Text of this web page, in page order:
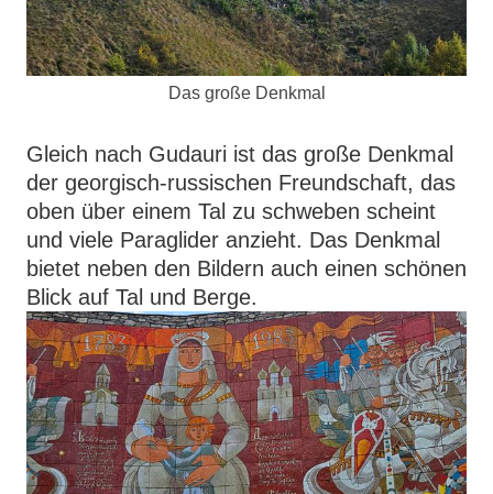
Das große Denkmal
Gleich nach Gudauri ist das große Denkmal
der georgisch-russischen Freundschaft, das
oben über einem Tal zu schweben scheint
und viele Paraglider anzieht. Das Denkmal
bietet neben den Bildern auch einen schönen
Blick auf Tal und Berge.